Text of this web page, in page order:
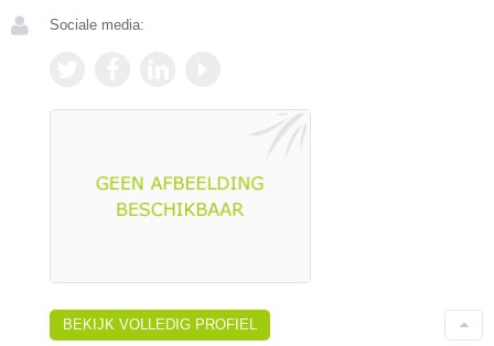
Sociale media:
BEKIJK VOLLEDIG PROFIEL